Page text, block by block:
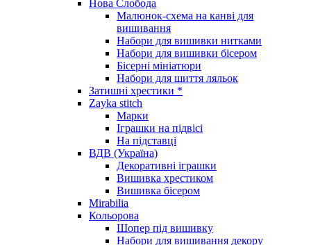
Нова Слобода
Малюнок-схема на канві для
вишивання
Набори для вишивки нитками
Набори для вишивки бісером
Бісерні мініатюри
Набори для шиття ляльок
Затишні хрестики *
Zayka stitch
Марки
Іграшки на підвісі
На підставці
ВДВ (Україна)
Декоративні іграшки
Вишивка хрестиком
Вишивка бісером
Mirabilia
Кольорова
Шопер під вишивку
Набори для вишивання декору